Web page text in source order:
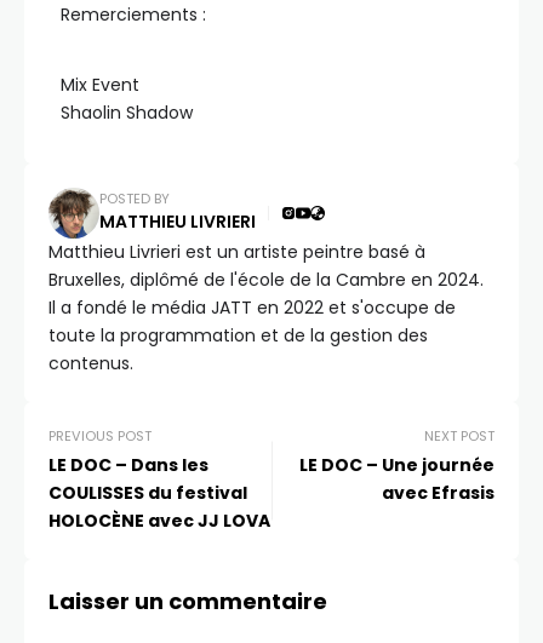
Remerciements :
Mix Event
Shaolin Shadow
POSTED BY
MATTHIEU LIVRIERI
Matthieu Livrieri est un artiste peintre basé à
Bruxelles, diplômé de l'école de la Cambre en 2024.
Il a fondé le média JATT en 2022 et s'occupe de
toute la programmation et de la gestion des
contenus.
PREVIOUS POST
LE DOC – Dans les
COULISSES du festival
HOLOCÈNE avec JJ LOVA
NEXT POST
LE DOC – Une journée
avec Efrasis
Laisser un commentaire